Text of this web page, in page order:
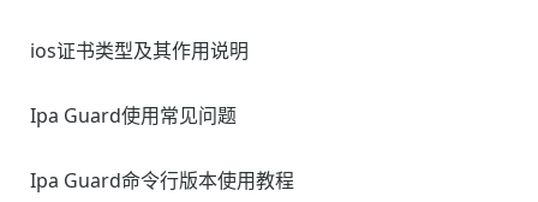
ios证书类型及其作用说明
Ipa Guard使用常见问题
Ipa Guard命令行版本使用教程